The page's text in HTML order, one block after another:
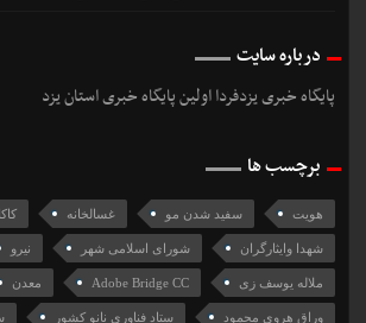
درباره سایت
پایگاه خبری یزدفردا اولین پایگاه خبری استان یزد
برچسب ها
هویت سفید شدن مو غسالخانه
شهدا وایثارگران شورای اسلامی شهر نیرو
ملاله یوسف زی Adobe Bridge CC معدن
وراق هروی محمود ستاد فناوری نانو کشور